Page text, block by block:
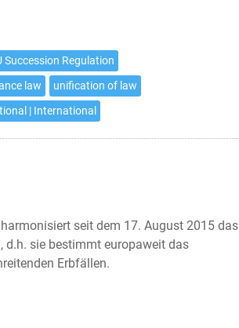
Succession Regulation
law
unification of law
| International
seit dem 17. August 2015 das
d.h. sie bestimmt europaweit das
Erbfällen.